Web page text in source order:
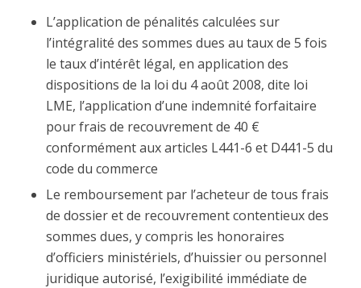
L’application de pénalités calculées sur
l’intégralité des sommes dues au taux de 5 fois
le taux d’intérêt légal, en application des
dispositions de la loi du 4 août 2008, dite loi
LME, l’application d’une indemnité forfaitaire
pour frais de recouvrement de 40 €
conformément aux articles L441-6 et D441-5 du
code du commerce
Le remboursement par l’acheteur de tous frais
de dossier et de recouvrement contentieux des
sommes dues, y compris les honoraires
d’officiers ministériels, d’huissier ou personnel
juridique autorisé, l’exigibilité immédiate de